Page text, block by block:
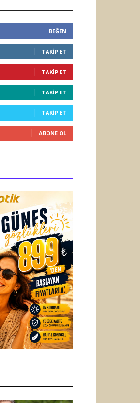
BEĞEN
TAKIP ET
TAKIP ET
TAKIP ET
TAKIP ET
ABONE OL